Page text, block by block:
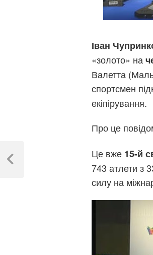
Іван
«золото» на
Валетта
спортсмен
екіпірування.
Про це
Це вже 15-й
743 атлети з
силу на
записів
Previous